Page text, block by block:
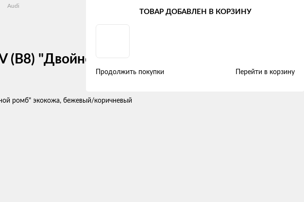
Audi
(B8) "Двойной ромб" экокожа, бежевый/
ТОВАР ДОБАВЛЕН В КОРЗИНУ
Продолжить покупки Перейти в корзину